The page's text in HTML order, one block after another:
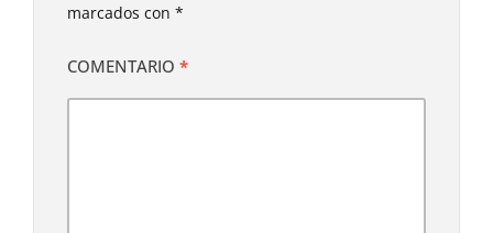
marcados con *
COMENTARIO *